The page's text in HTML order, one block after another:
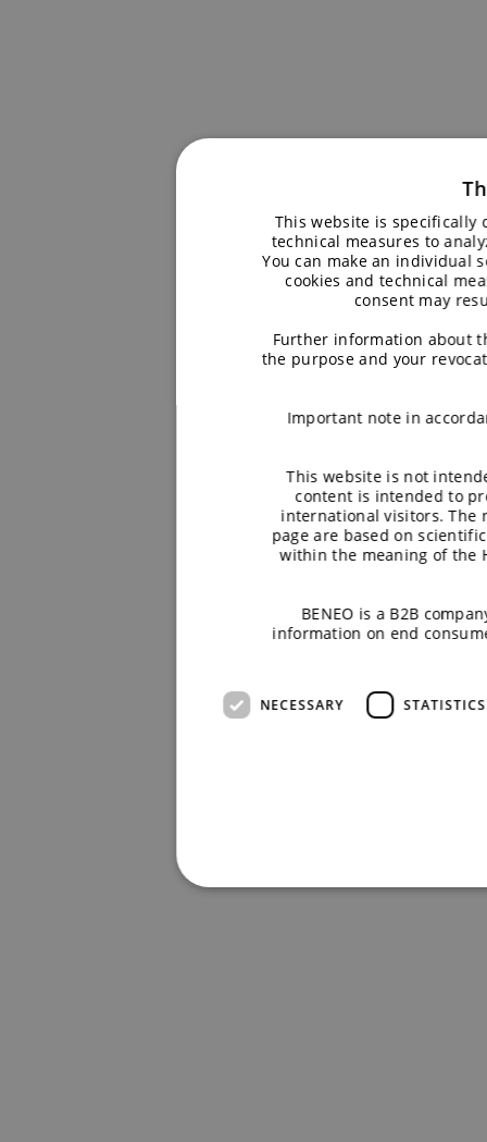
This website is specifically
technical measures to
You can make an individual
cookies and technical
consent may
Further information about
the purpose and your
Important note in
This website is not
content is intended to
international visitors. The
page are based on
within the meaning of the
BENEO is a B2B
information on end
NECESSARY STATISTICS